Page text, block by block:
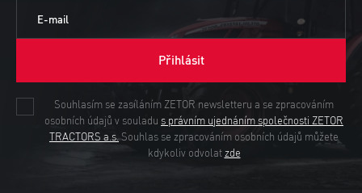
E-mail
Přihlásit
Souhlasím se zasíláním ZETOR newsletteru a se zpracováním
osobních údajů v souladu s právním ujednáním společnosti ZETOR
TRACTORS a.s. Souhlas se zpracováním osobních údajů můžete
kdykoliv odvolat zde